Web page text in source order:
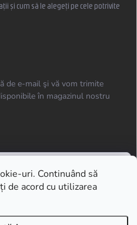
uri. Continuând să
de acord cu utilizarea
și cum să le alegeți pe cele potrivite
de e-mail şi vă vom trimite
în magazinul nostru